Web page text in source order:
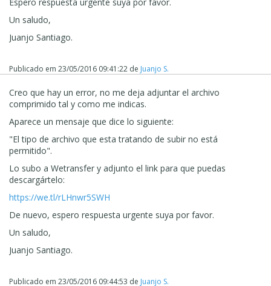
Un saludo,
Juanjo Santiago.
Publicado em 23/05/2016 09:41:22 de Juanjo S.
Creo que hay un error, no me deja adjuntar el archivo
comprimido tal y como me indicas.
Aparece un mensaje que dice lo siguiente:
"El tipo de archivo que esta tratando de subir no está
permitido".
Lo subo a Wetransfer y adjunto el link para que puedas
descargártelo:
https://we.tl/rLHnwr5SWH
De nuevo, espero respuesta urgente suya por favor.
Un saludo,
Juanjo Santiago.
Publicado em 23/05/2016 09:44:53 de Juanjo S.